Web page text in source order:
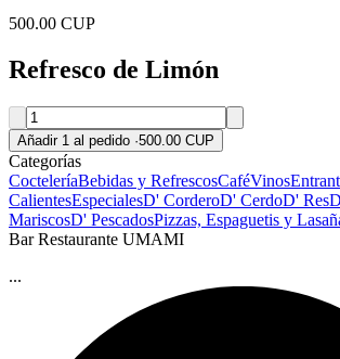
500.00 CUP
Refresco de Limón
Añadir 1 al pedido ·500.00 CUP
Categorías
CocteleríaBebidas y RefrescosCaféVinos
CalientesEspecialesD' CorderoD' CerdoD' Res
MariscosD' PescadosPizzas, Espaguetis y
Bar Restaurante UMAMI
...